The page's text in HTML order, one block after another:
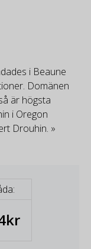
i Beaune
Domänen
är högsta
i Oregon
Drouhin. »